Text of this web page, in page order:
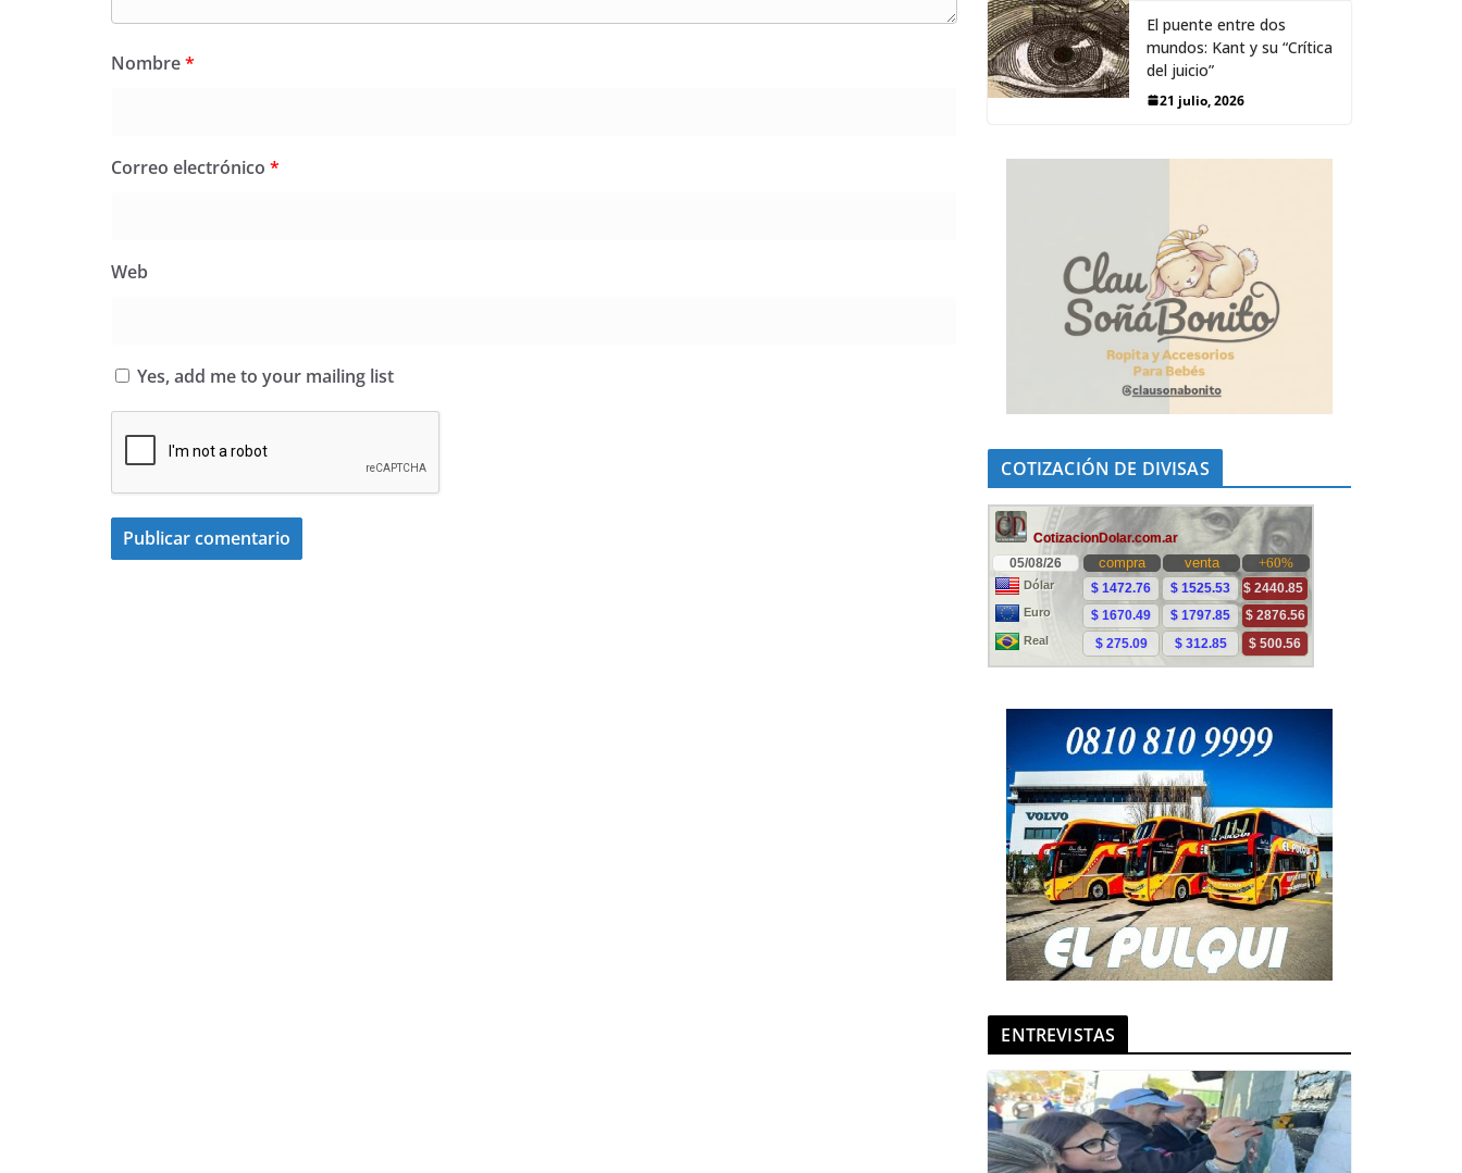
Nombre*
Correo electrónico *
Web
Yes, add me to your mailing list
El puente entre dos
mundos: Kant y su “Crítica
del juicio”
21 julio, 2026
COTIZACIÓN DE DIVISAS
ENTREVISTAS